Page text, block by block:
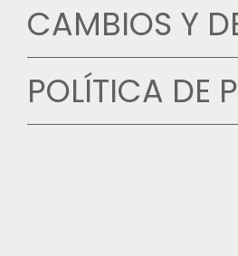
CAMBIOS Y
POLÍTICA DE